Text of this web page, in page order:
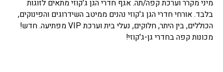
מיני מקרר וערכת קפה/תה. אגף חדרי הגן ג'קוזי מתאים לזוגות
בלבד. אורחי חדרי הגן ג'קוזי נהנים ממיטב השידרוגים והפינוקים,
הכוללים, בין היתר, חלוקים, נעלי בית וערכת VIP מפתיעה. חדש!
מכונות קפה בחדרי גן-ג'קוזי!